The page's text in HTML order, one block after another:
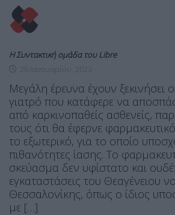
Η Συντακτική ομάδα του Libre
Μεγάλη έρευνα έχουν ξεκινήσει
γιατρό που κατάφερε να
από καρκινοπαθείς ασθενείς,
τους ότι θα έφερνε
το εξωτερικό, για το οποίο
πιθανότητες ίασης. Το
σκεύασμα δεν υφίστατο και
εγκαταστάσεις του Θεαγένειου
Θεσσαλονίκης, όπως ο ίδιος
με […]